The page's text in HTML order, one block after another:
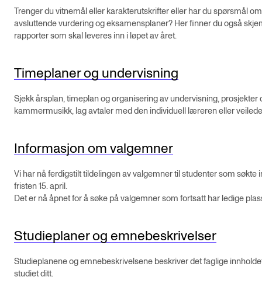
KONSERTER
Gjennomføre konserter og arrangementer
Offentlige konserter
Låne utstyr
PRAKTISK
Canvas
IT og digitale tjenester
Rom, bygg, saler og studio
Semesterregistrering
Trenger du vitnemål eller karakterutskrifter eller har du spørsmål om
avsluttende vurdering og eksamensplaner? Her finner du også
rapporter som skal leveres inn i løpet av året.
Timeplaner og undervisning
Sjekk årsplan, timeplan og organisering av undervisning, prosjekter
kammermusikk, lag avtaler med den individuell læreren eller
Informasjon om valgemner
Vi har nå ferdigstilt tildelingen av valgemner til studenter som søkte
fristen 15. april.
Det er nå åpnet for å søke på valgemner som fortsatt har ledige
Studieplaner og emnebeskrivelser
Studieplanene og emnebeskrivelsene beskriver det faglige
studiet ditt.